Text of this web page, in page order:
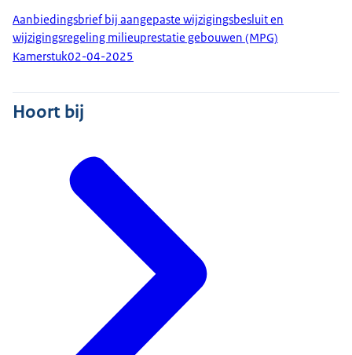
Aanbiedingsbrief bij aangepaste wijzigingsbesluit en
wijzigingsregeling milieuprestatie gebouwen (MPG)
Kamerstuk02-04-2025
Hoort bij